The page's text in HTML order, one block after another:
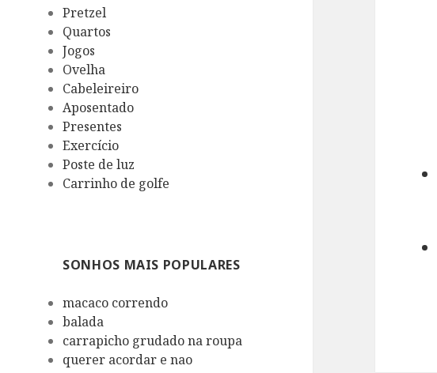
Pretzel
Quartos
Jogos
Ovelha
Cabeleireiro
Aposentado
Presentes
Exercício
Poste de luz
Carrinho de golfe
SONHOS MAIS POPULARES
macaco correndo
balada
carrapicho grudado na roupa
querer acordar e nao